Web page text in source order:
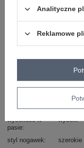
codzienne
dominujący
dominujący
bawełna
wysokość w
pasie
wysoki
styl nogawek
szerokie
Analityczne
Reklamowe